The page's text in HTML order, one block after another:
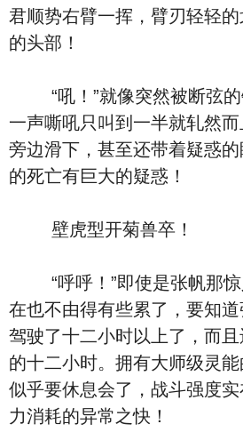
君顺势右臂一挥，臂刃轻轻
的头部！
“吼！”就像突然被断弦的
一声嘶吼只叫到一半就轧然
旁边滑下，甚至还带着疑惑
的死亡有巨大的疑惑！
壁虎型开菊兽卒！
“呼呼！”即使是张帆那惊
在也不由得有些累了，要知
驾驶了十二小时以上了，而
的十二小时。拥有大师级灵
似乎要休息会了，战斗强度
力消耗的异常之快！